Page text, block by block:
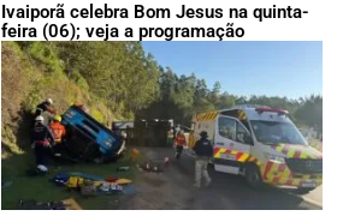
Ivaiporã celebra Bom Jesus na quinta-
feira (06); veja a programação